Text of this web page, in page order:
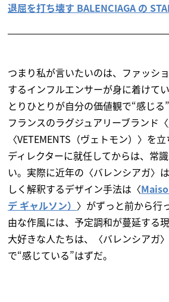
退屈を打ち壊す BALENCIAGA の
つまり私が言いたいのは、ファッシ
するインフルエンサーが身に着けて
とりひとりが自分の価値観で“感じる
フランスのラグジュアリーブランド〈
〈VETEMENTS（ヴェトモン）〉を
ディレクターに就任してからは、常
い。実際に近年の〈バレンシアガ〉
しく解釈するデザイン手法は〈
デ ギャルソン） 〉がずっと前から行
由な作風には、予定調和が蔓延する
大好きな人たちは、〈バレンシアガ
で“感じている”はずだ。